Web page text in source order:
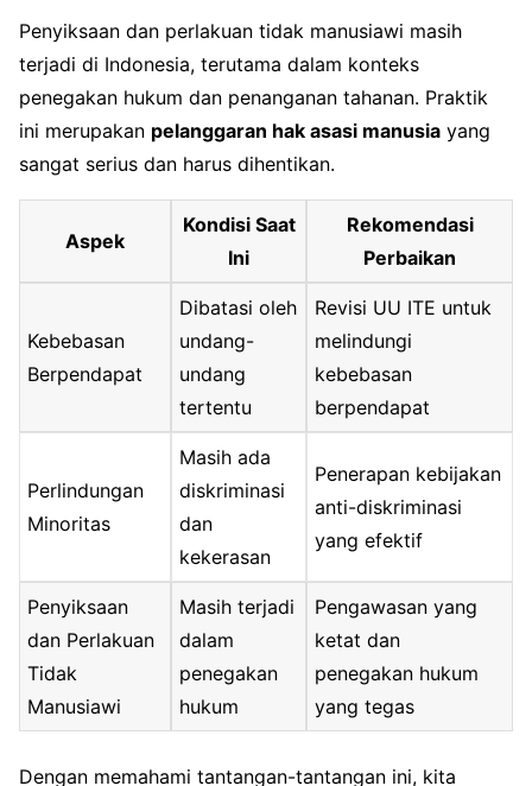
Penyiksaan dan perlakuan tidak manusiawi masih
terjadi di Indonesia, terutama dalam konteks
penegakan hukum dan penanganan tahanan. Praktik
ini merupakan pelanggaran hak asasi manusia yang
sangat serius dan harus dihentikan.
Aspek
Kondisi Saat
Ini
Rekomendasi
Perbaikan
Kebebasan
Berpendapat
Dibatasi oleh
undang-
undang
tertentu
Revisi UU ITE untuk
melindungi
kebebasan
berpendapat
Perlindungan
Minoritas
Masih ada
diskriminasi
dan
kekerasan
Penerapan kebijakan
anti-diskriminasi
yang efektif
Penyiksaan
dan Perlakuan
Tidak
Manusiawi
Masih terjadi
dalam
penegakan
hukum
Pengawasan yang
ketat dan
penegakan hukum
yang tegas
Dengan memahami tantangan-tantangan ini, kita